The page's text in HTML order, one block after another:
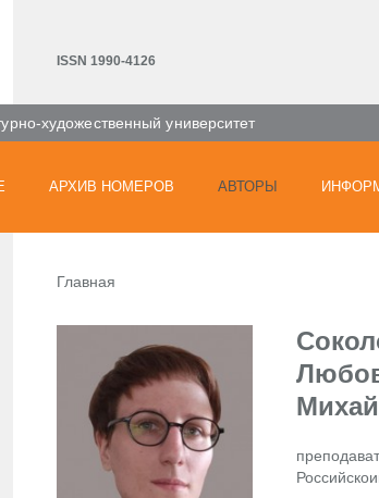
ISSN 1990-4126
художественный университет
АРХИВ НОМЕРОВ АВТОРЫ
Главная